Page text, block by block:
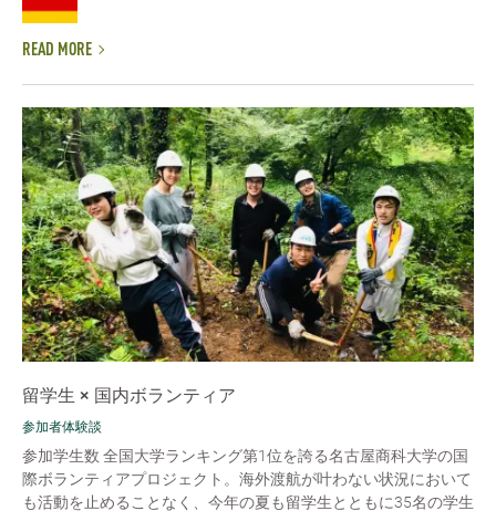
READ MORE
留学生 × 国内ボランティア
参加者体験談
参加学生数 全国大学ランキング第1位を誇る名古屋商科大学の国
際ボランティアプロジェクト。海外渡航が叶わない状況において
も活動を止めることなく、今年の夏も留学生とともに35名の学生